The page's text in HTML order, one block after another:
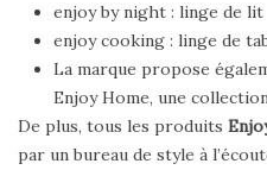
enjoy by night : linge de lit
enjoy cooking : linge de
La marque propose
Enjoy Home, une
De plus, tous les produits
par un bureau de style à